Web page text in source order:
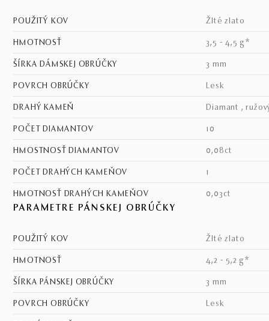
POUŽITÝ KOV žlté zlato
HMOTNOSŤ 3,5 - 4,5 g*
ŠÍRKA DÁMSKEJ OBRÚČKY 3 mm
POVRCH OBRÚČKY lesk
DRAHÝ KAMEŇ diamant ,
POČET DIAMANTOV 10
HMOSTNOSŤ DIAMANTOV 0,08ct
POČET DRAHÝCH KAMEŇOV 1
HMOTNOSŤ DRAHÝCH KAMEŇOV 0,03ct
PARAMETRE PÁNSKEJ OBRÚČKY
POUŽITÝ KOV žlté zlato
HMOTNOSŤ 4,2 - 5,2 g*
ŠÍRKA PÁNSKEJ OBRÚČKY 3 mm
POVRCH OBRÚČKY lesk